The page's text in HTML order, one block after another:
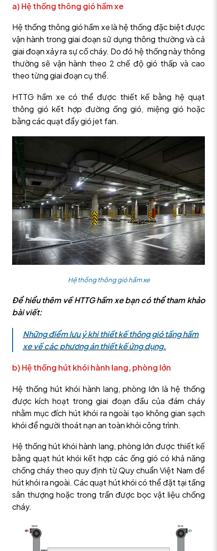
a) Hệ thống thông gió hầm xe
Hệ thống thông gió hầm xe là hệ thống đặc biệt được
vận hành trong giai đoạn sử dụng thông thường và cả
giai đoạn xảy ra sự cố cháy. Do đó hệ thống này thông
thường sẽ vận hành theo 2 chế độ gió thấp và cao
theo từng giai đoạn cụ thể.
HTTG hầm xe có thể được thiết kế bằng hệ quạt
thông gió kết hợp đường ống gió, miệng gió hoặc
bằng các quạt đẩy gió jet fan.
Hệ thống thông gió hầm xe
Để hiểu thêm về HTTG hầm xe bạn có thể tham khảo
bài viết:
Những điểm lưu ý khi thiết kế thông gió tầng hầm
xe về các phương án thiết kế ứng dụng.
b) Hệ thống hút khói hành lang, phòng lớn
Hệ thống hút khói hành lang, phòng lớn là hệ thống
được kích hoạt trong giai đoạn đầu của đám cháy
nhằm mục đích hút khói ra ngoài tạo không gian sạch
khói để người thoát nạn an toàn khỏi công trình.
Hệ thống hút khói hành lang, phòng lớn được thiết kế
bằng quạt hút khói kết hợp các ống gió có khả năng
chống cháy theo quy định từ Quy chuẩn Việt Nam để
hút khói ra ngoài. Các quạt hút khói có thể đặt tại tầng
sân thượng hoặc trong trần được bọc vật liệu chống
cháy.